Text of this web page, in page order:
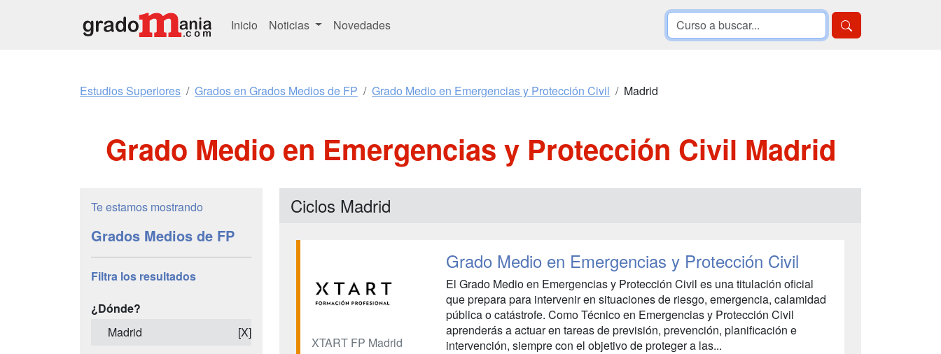
Inicio Noticias Novedades
Estudios Superiores Grados en Grados Medios de FP Grado Medio en Emergencias y Protección Civil Madrid
Grado Medio en Emergencias y Protección Civil Madrid
Te estamos mostrando
Grados Medios de FP
Filtra los resultados
¿Dónde?
Madrid
[X]
Ciclos Madrid
XTART FP Madrid
Grado Medio en Emergencias y Protección Civil
El Grado Medio en Emergencias y Protección Civil es una titulación oficial
que prepara para intervenir en situaciones de riesgo, emergencia, calamidad
pública o catástrofe. Como Técnico en Emergencias y Protección Civil
aprenderás a actuar en tareas de previsión, prevención, planificación e
intervención, siempre con el objetivo de proteger a las...